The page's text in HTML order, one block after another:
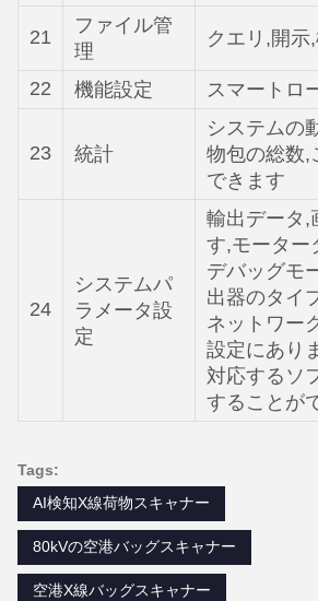
21
ファイル管
理
クエリ,開示
22 機能設定 スマートロ
23 統計
システムの
物包の総数,
できます
24
システムパ
ラメータ設
定
輸出データ,
す,モーター
デバッグモ
出器のタイ
ネットワー
設定にあり
対応するソ
することが
Tags:
AI検知X線荷物スキャナー
80kVの空港バッグスキャナー
空港X線バッグスキャナー